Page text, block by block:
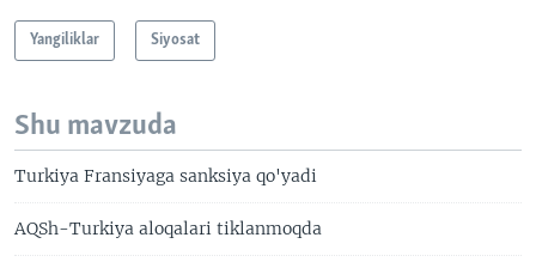
Yangiliklar Siyosat
Shu mavzuda
Turkiya Fransiyaga sanksiya qo'yadi
AQSh-Turkiya aloqalari tiklanmoqda